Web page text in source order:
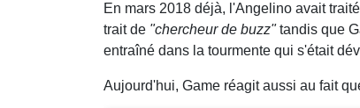
En mars 2018 déjà, l'Angelino avait
trait de "chercheur de buzz"tandis que
entraîné dans la tourmente qui s'était
Aujourd'hui, Game réagit aussi au fait